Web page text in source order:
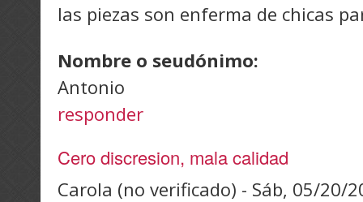
las piezas son enferma de chicas
Nombre o seudónimo:
Antonio
responder
Cero discresion, mala calidad
Carola (no verificado) - Sáb, 05/20/